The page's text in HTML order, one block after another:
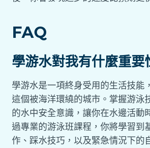
FAQ
學游水對我有什麼重要
學游水是一項終身受用的生活技能
這個被海洋環繞的城市。掌握游泳
的水中安全意識，讓你在水邊活動
過專業的游泳班課程，你將學習到
作、踩水技巧，以及緊急情況下的